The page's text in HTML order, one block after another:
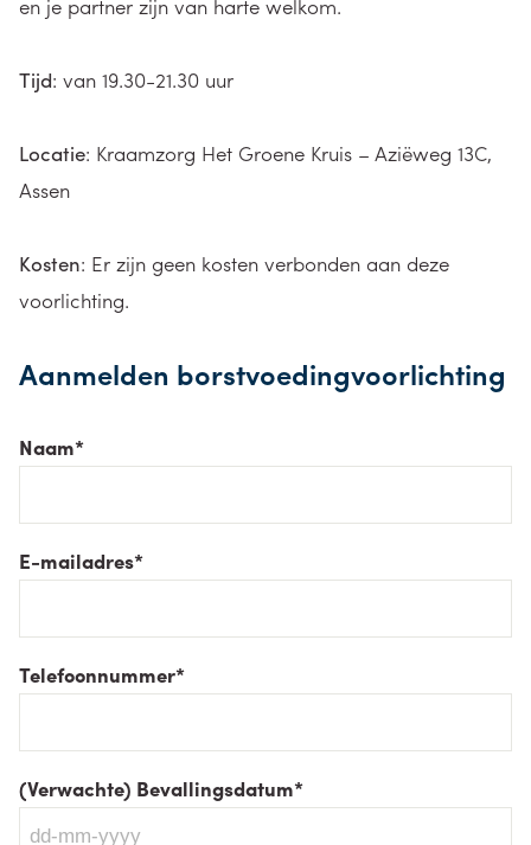
en je partner zijn van harte welkom.
Tijd: van 19.30-21.30 uur
Locatie: Kraamzorg Het Groene Kruis – Aziëweg 13C,
Assen
Kosten: Er zijn geen kosten verbonden aan deze
voorlichting.
Aanmelden borstvoedingvoorlichting
Naam*
E-mailadres*
Telefoonnummer*
(Verwachte) Bevallingsdatum*